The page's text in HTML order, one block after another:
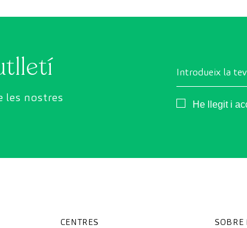
exhaustiva l'estat dels òrgans vitals, el sistema
les nostres
Introdueix la
He llegit i
CENTRES SOBRE